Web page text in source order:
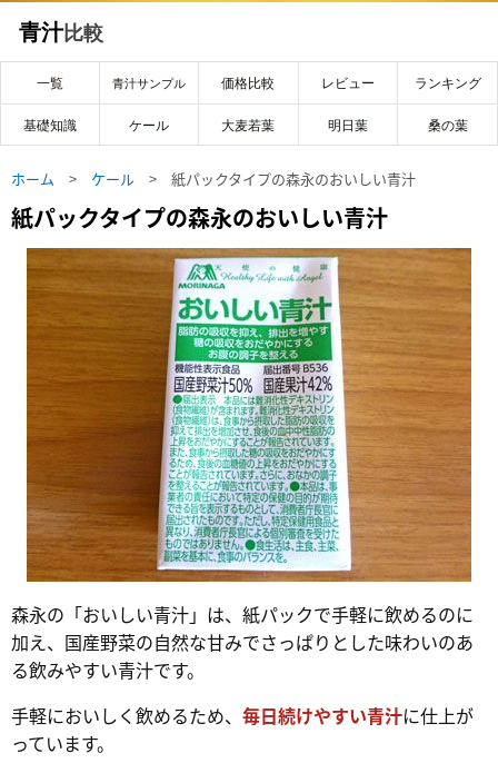
青汁比較
一覧 青汁サンプル 価格比較 レビュー ランキング
基礎知識 ケール 大麦若葉 明日葉 桑の葉
ホーム > ケール > 紙パックタイプの森永のおいしい青汁
紙パックタイプの森永のおいしい青汁
森永の「おいしい青汁」は、紙パックで手軽に飲めるのに
加え、国産野菜の自然な甘みでさっぱりとした味わいのあ
る飲みやすい青汁です。
手軽においしく飲めるため、 毎日続けやすい青汁に仕上が
っています。